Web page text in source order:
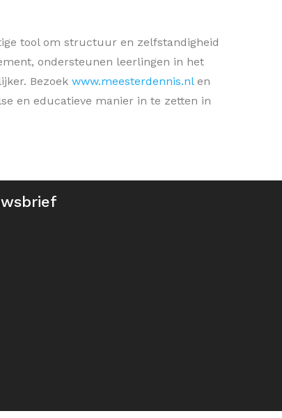
tool om structuur en zelfstandigheid
ondersteunen leerlingen in het
Bezoek www.meesterdennis.nlen
en educatieve manier in te zetten in